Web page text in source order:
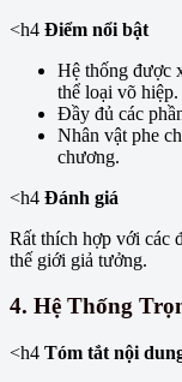
<h4 Điểm nổi bật
Hệ thống được
thể loại võ hiệp.
Đầy đủ các
Nhân vật phe
chương.
<h4 Đánh giá
Rất thích hợp với các
thế giới giả tưởng.
4. Hệ Thống
<h4 Tóm tắt nội